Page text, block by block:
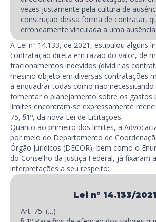
vezes justamente pela cultura de
construção dessa forma de contratar,
erroneamente vinculada a uma
A Lei nº 14.133, de 2021, estipulou alguns
contratação direta em razão do valor, de
fracionamentos indevidos (dividir as
mesmo objeto em diversas contratações
a enquadrar todas como não necessitando
fomentar o planejamento sobre os gastos
limites encontram-se expressamente
75, §1º, da nova Lei de Licitações.
Quanto ao primeiro dos limites, a
por meio do Departamento de
Órgão Jurídicos (DECOR), bem como o
do Conselho da Justiça Federal, já fixaram
interpretações a seu respeito:
Lei n° 14.133/2021
Art. 75. (…)